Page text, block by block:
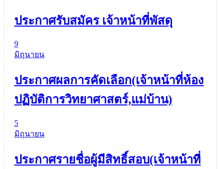
ประกาศรับสมัคร เจ้าหน้าที่พัสดุ
9
มิถุนายน
ประกาศผลการคัดเลือก(เจ้าหน้าที่ห้อง
ปฏิบัติการวิทยาศาสตร์,แม่บ้าน)
5
มิถุนายน
ประกาศรายชื่อผู้มีสิทธิ์สอบ(เจ้าหน้าที่